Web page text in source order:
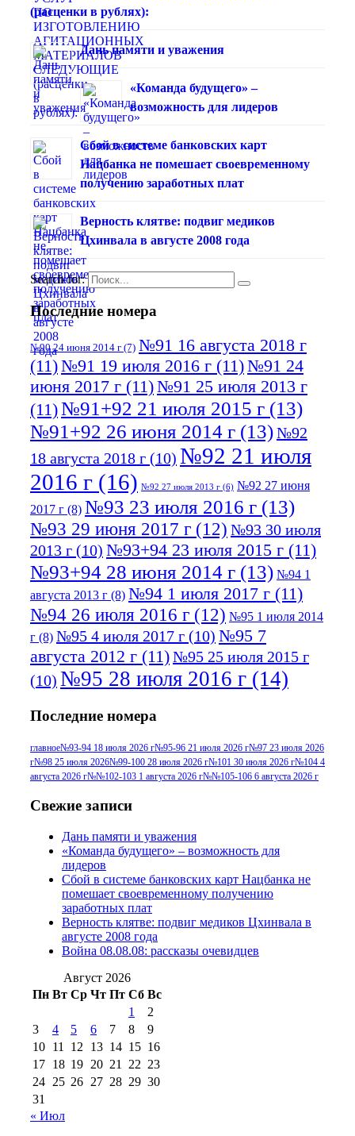
(расценки в рублях):
Дань памяти и уважения
«Команда будущего» –
возможность для лидеров
Сбой в системе банковских карт
Нацбанка не помешает своевременному
получению заработных плат
Верность клятве: подвиг медиков
Цхинвала в августе 2008 года
Search for:
Последние номера
№90 24 июня 2014 г (7) №91 16 августа 2018 г
(11)№91 19 июля 2016 г (11)№91 24
июня 2017 г (11)№91 25 июля 2013 г
(11)№91+92 21 июля 2015 г (13)
№91+92 26 июня 2014 г (13)№92
18 августа 2018 г (10) №92 21 июля
2016 г (16) №92 27 июля 2013 г (6) №92 27 июня
2017 г (8) №93 23 июля 2016 г (13)
№93 29 июня 2017 г (12) №93 30 июля
2013 г (10) №93+94 23 июля 2015 г (11)
№93+94 28 июня 2014 г (13) №94 1
августа 2013 г (8) №94 1 июля 2017 г (11)
№94 26 июля 2016 г (12) №95 1 июля 2014
г (8) №95 4 июля 2017 г (10) №95 7
августа 2012 г (11)№95 25 июля 2015 г
(10) №95 28 июля 2016 г (14)
июля 2017 г(11)№96 9 августа 2012
г(13) №96 28 июля 2015 г(9) №96+97 3
июля 2014 г(10)№96+97 30 июля
июля 2017 г
2012 г(15)№97 30 июля 2015 г
(15)№98 1 августа 2015 г
августа 2016 г(10)№98 5 июля 2014 г(10)
№98 8 августа 2013 г
августа 2012 г(14)
2017 г(9)
№99 4 августа
2016 г(12) №99 8 июля 2014 г
августа 2012 г(11)
августа 2013 г
(12)
Последние номера
главное№93-94 18 июля 2026 г№95-96 21 июля 2026 г№97 23 июля 2026
г№98 25 июля 2026№99-100 28 июля 2026 г№101 30 июля 2026 г№104 4
августа 2026 г№№102-103 1 августа 2026 г№№105-106 6 августа 2026 г
Свежие записи
Дань памяти и уважения
«Команда будущего» – возможность для
лидеров
Сбой в системе банковских карт Нацбанка не
помешает своевременному получению
заработных плат
Верность клятве: подвиг медиков Цхинвала в
августе 2008 года
Война 08.08.08: рассказы очевидцев
Август 2026
Пн Вт Ср Чт Пт Сб Вс
1
2
3
4 5 6 7 8
9
10 11 12 13 14 15 16
17 18 19 20 21 22 23
24 25 26 27 28 29 30
31
« Июл